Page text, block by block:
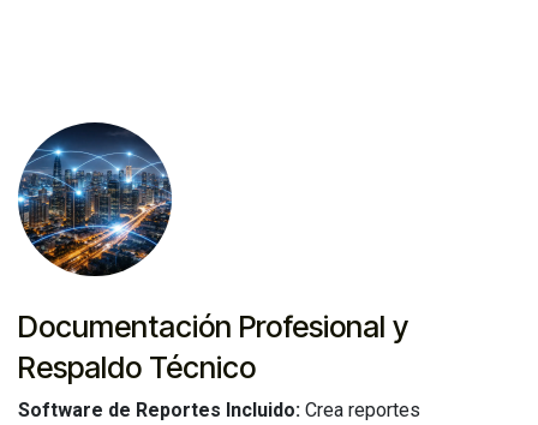
Documentación Profesional y
Respaldo Técnico
Software de Reportes Incluido: Crea reportes